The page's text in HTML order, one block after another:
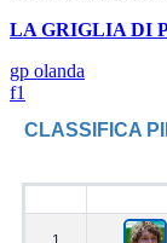
LA GRIGLIA DI
gp olanda
f1